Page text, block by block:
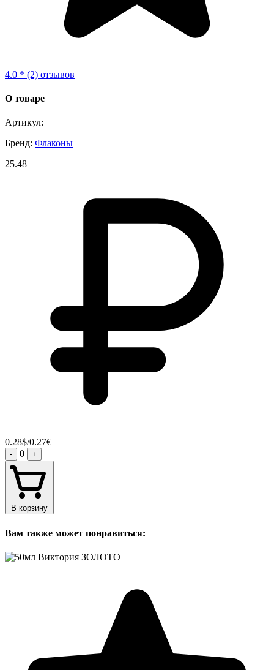
4.0 * (2) отзывов
О товаре
Артикул:
Бренд: Флаконы
25.48
0.28$/0.27€
- 0 +
В корзину
Вам также может понравиться: